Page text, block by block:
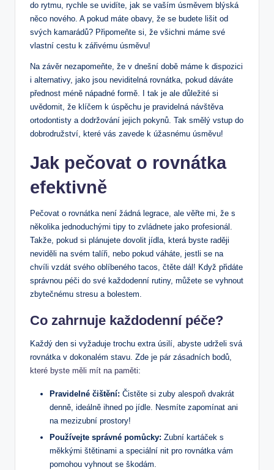
do rytmu, rychle se uvidíte, jak se vaším úsměvem blýská
něco nového. A pokud máte obavy, že se budete lišit od
svých kamarádů? Připomeňte si, že všichni máme své
vlastní cestu k zářivému úsměvu!
Na závěr nezapomeňte, že v dnešní době máme k dispozici
i alternativy, jako jsou neviditelná rovnátka, pokud dáváte
přednost méně nápadné formě. I tak je ale důležité si
uvědomit, že klíčem k úspěchu je pravidelná návštěva
ortodontisty a dodržování jejich pokynů. Tak smělý vstup do
dobrodružství, které vás zavede k úžasnému úsměvu!
Jak pečovat o rovnátka
efektivně
Pečovat o rovnátka není žádná legrace, ale věřte mi, že s
několika jednoduchými tipy to zvládnete jako profesionál.
Takže, pokud si plánujete dovolit jídla, která byste raději
neviděli na svém talíři, nebo pokud váháte, jestli se na
chvíli vzdát svého oblíbeného tacos, čtěte dál! Když přidáte
správnou péči do své každodenní rutiny, můžete se vyhnout
zbytečnému stresu a bolestem.
Co zahrnuje každodenní péče?
Každý den si vyžaduje trochu extra úsilí, abyste udrželi svá
rovnátka v dokonalém stavu. Zde je pár zásadních bodů,
které byste měli mít na paměti:
Pravidelné čištění: Čistěte si zuby alespoň dvakrát
denně, ideálně ihned po jídle. Nesmíte zapomínat ani
na mezizubní prostory!
Používejte správné pomůcky: Zubní kartáček s
měkkými štětinami a speciální nit pro rovnátka vám
pomohou vyhnout se škodám.